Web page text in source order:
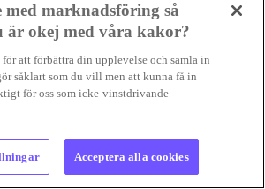
med marknadsföring så
är okej med våra kakor?
att förbättra din upplevelse och samla in
såklart som du vill men att kunna få in
för oss som icke-vinstdrivande
Acceptera alla cookies